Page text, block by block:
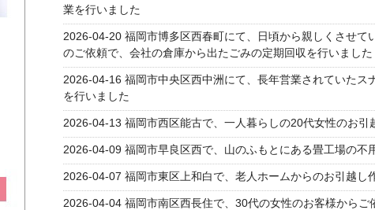
業を行いました
2026-04-20 福岡市博多区西春町にて、日頃から親しくさせて
のご依頼で、会社の倉庫から出たごみの定期回収を行いました
2026-04-16 福岡市中央区西中洲にて、長年営業されていたス
を行いました
2026-04-13 福岡市西区能古で、一人暮らしの20代女性のお引
2026-04-09 福岡市早良区西で、山のふもとにある畳工場の不
2026-04-07 福岡市東区上和白で、老人ホームからのお引越し
2026-04-04 福岡市南区西長住で、30代の女性のお客様から